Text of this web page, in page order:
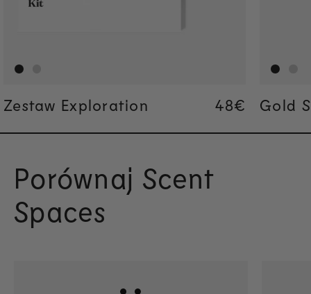
Zestaw Exploration Regular
48€
Regular
48€ Gold
Porównaj Scent
Spaces